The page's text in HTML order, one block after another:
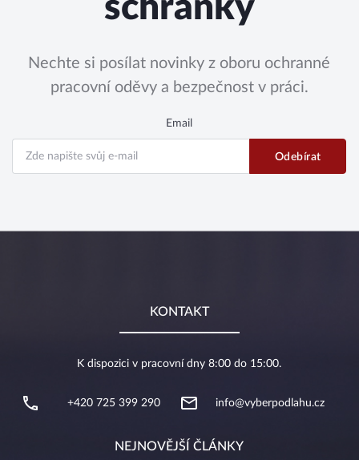
schránky
Nechte si posílat novinky z oboru ochranné
pracovní oděvy a bezpečnost v práci.
Email
KONTAKT
K dispozici v pracovní dny 8:00 do 15:00.
+420 725 399 290 info@vyberpodlahu.cz
NEJNOVĚJŠÍ ČLÁNKY